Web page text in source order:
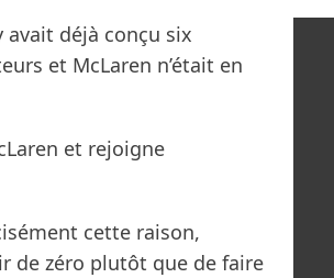
avait déjà conçu six
et McLaren n’était en
et rejoigne
cette raison,
de zéro plutôt que de faire